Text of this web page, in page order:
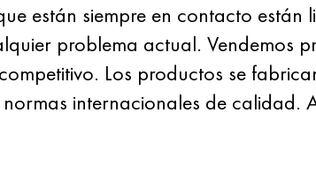
están siempre en contacto
problema actual. Vendemos
Los productos se
internacionales de calidad.